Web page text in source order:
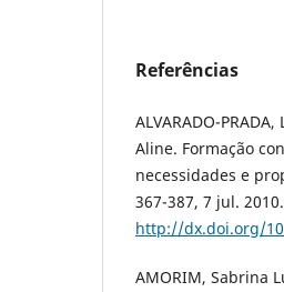
Referências
ALVARADO-
Aline. Formação
necessidades e
367-387, 7 jul.
http://dx.doi.org/
AMORIM, Sabrina